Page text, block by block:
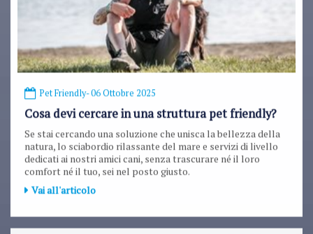
Pet Friendly- 06 Ottobre 2025
Cosa devi cercare in una struttura pet friendly?
Se stai cercando una soluzione che unisca la bellezza della
natura, lo sciabordio rilassante del mare e servizi di livello
dedicati ai nostri amici cani, senza trascurare né il loro
comfort né il tuo, sei nel posto giusto.
Vai all'articolo